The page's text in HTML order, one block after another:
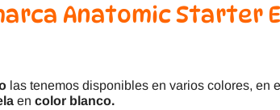
Anatomic Starter
las tenemos disponibles en varios colores, en
en color blanco.